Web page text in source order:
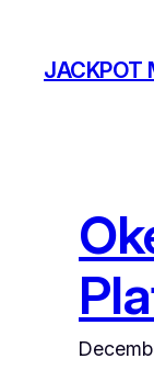
content
JACKPOT